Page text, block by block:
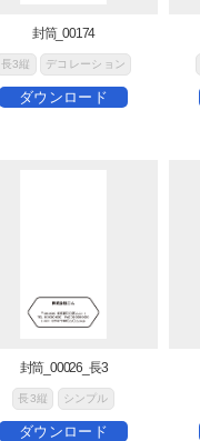
封筒_00174
長3縦 デコレーション
ダウンロード
封筒_00026_長3
長3縦 シンプル
ダウンロード